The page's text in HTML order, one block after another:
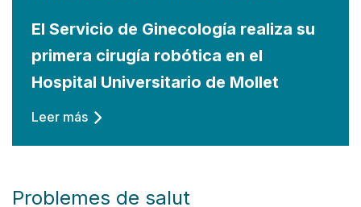
El Servicio de Ginecología realiza su
primera cirugía robótica en el
Hospital Universitario de Mollet
Leer más
Problemes de salut